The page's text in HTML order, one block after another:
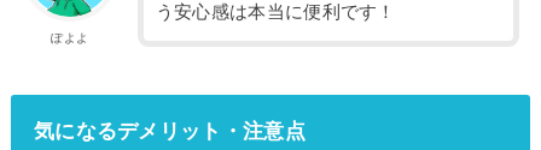
ぽよよ
う安心感は本当に便利です！
気になるデメリット・注意点